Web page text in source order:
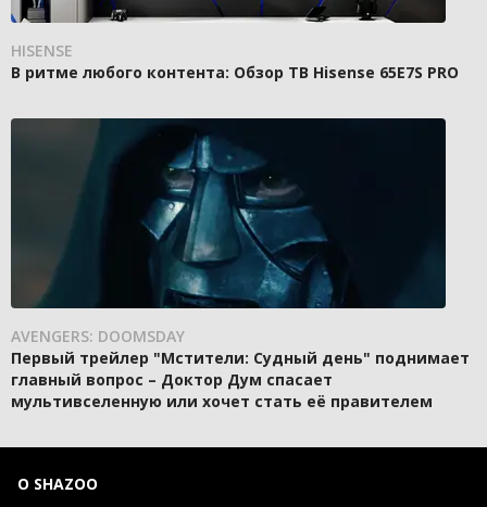
HISENSE
В ритме любого контента: Обзор ТВ Hisense 65E7S PRO
AVENGERS: DOOMSDAY
Первый трейлер "Мстители: Судный день" поднимает
главный вопрос – Доктор Дум спасает
мультивселенную или хочет стать её правителем
О SHAZOO